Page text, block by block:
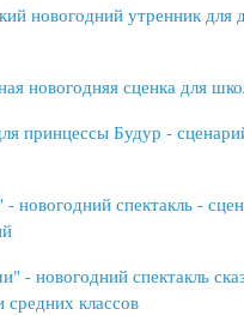
новогодний утренник для
новогодняя сценка для
принцессы Будур -
новогодний спектакль -
- новогодний спектакль
классов